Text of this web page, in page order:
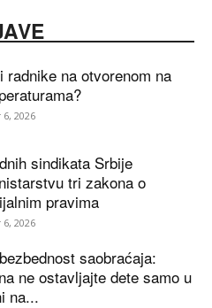
radnike na otvorenom na
6, 2026
sindikata Srbije
tri zakona o
pravima
6, 2026
saobraćaja:
ne ostavljajte dete samo u
na...